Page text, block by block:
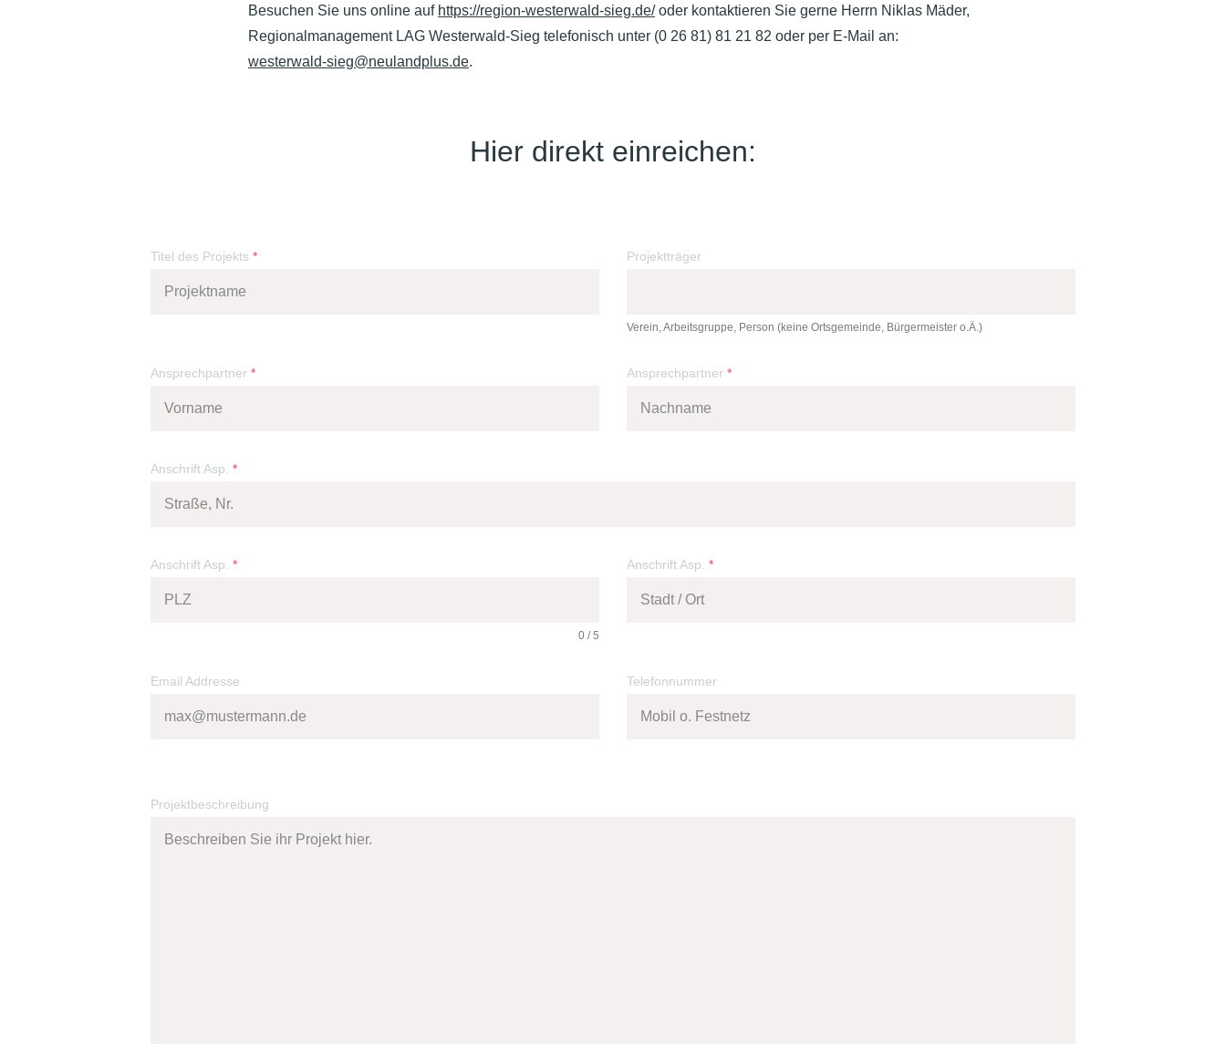
Besuchen Sie uns online auf https://region-westerwald-sieg.de/oder kontaktieren Sie gerne Herrn Niklas Mäder,
Regionalmanagement LAG Westerwald-Sieg telefonisch unter (0 26 81) 81 21 82 oder per E-Mail an:
westerwald-sieg@neulandplus.de.
Hier direkt einreichen:
Titel des Projekts * Projektträger
Verein, Arbeitsgruppe, Person (keine Ortsgemeinde, Bürgermeister o.Ä.)
Ansprechpartner * Ansprechpartner *
Anschrift Asp. *
Anschrift Asp. *
0 / 5
Anschrift Asp. *
Email Addresse Telefonnummer
Projektbeschreibung